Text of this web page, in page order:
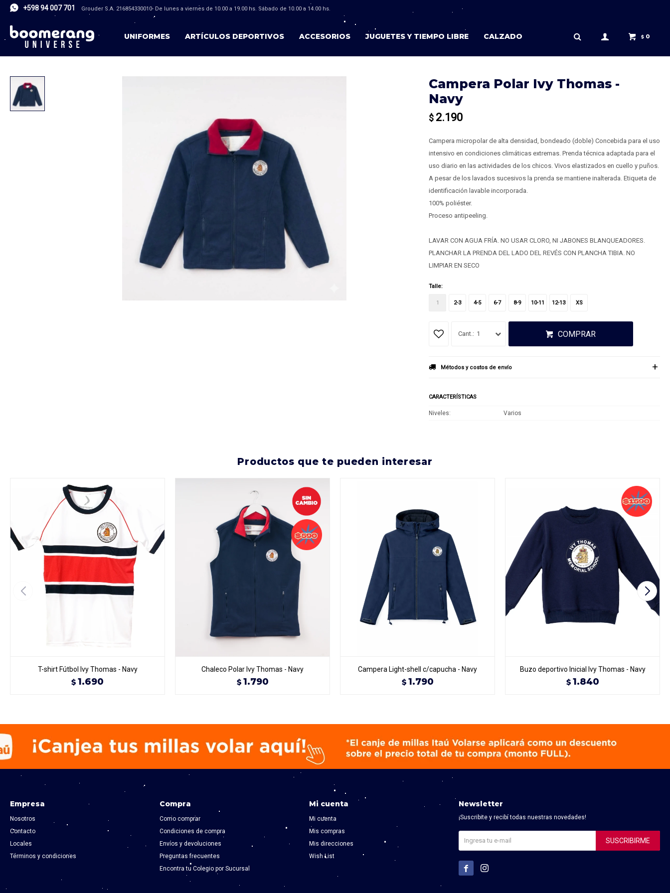
UNIFORMES ARTÍCULOS DEPORTIVOS ACCESORIOS JUGUETES Y TIEMPO LIBRE CALZADO $ 0
+598 94 007 701 Grouder S.A. 216854330010- De lunes a viernes de 10.00 a 19.00 hs. Sábado de 10.00 a 14.00 hs.
Campera Polar Ivy Thomas -
Navy
$ 2.190
Campera micropolar de alta densidad, bondeado (doble) Concebida para el uso
intensivo en condiciones climáticas extremas. Prenda técnica adaptada para el
uso diario en las actividades de los chicos. Vivos elastizados en cuello y puños.
A pesar de los lavados sucesivos la prenda se mantiene inalterada. Etiqueta de
identificación lavable incorporada.
100% poliéster.
Proceso antipeeling.
LAVAR CON AGUA FRÍA. NO USAR CLORO, NI JABONES BLANQUEADORES.
PLANCHAR LA PRENDA DEL LADO DEL REVÉS CON PLANCHA TIBIA. NO
LIMPIAR EN SECO
Talle:
1 2-3 4-5 6-7 8-9 10-11 12-13 XS
1 COMPRAR
Métodos y costos de envío
CARACTERÍSTICAS
Niveles Varios
productos que te pueden interesar
T-shirt Fútbol Ivy Thomas - Navy
$ 1.690
Chaleco Polar Ivy Thomas - Navy
$ 1.790
Campera Light-shell c/capucha - Navy
$ 1.790
Buzo deportivo Inicial Ivy Thomas - Navy
$ 1.840
Empresa
Nosotros
Contacto
Locales
Términos y condiciones
Compra
Como comprar
Condiciones de compra
Envíos y devoluciones
Preguntas frecuentes
Encontra tu Colegio por Sucursal
Mi cuenta
Mi cuenta
Mis compras
Mis direcciones
Wish List
Newsletter
¡Suscribite y recibí todas nuestras novedades!
SUSCRIBIRME
 